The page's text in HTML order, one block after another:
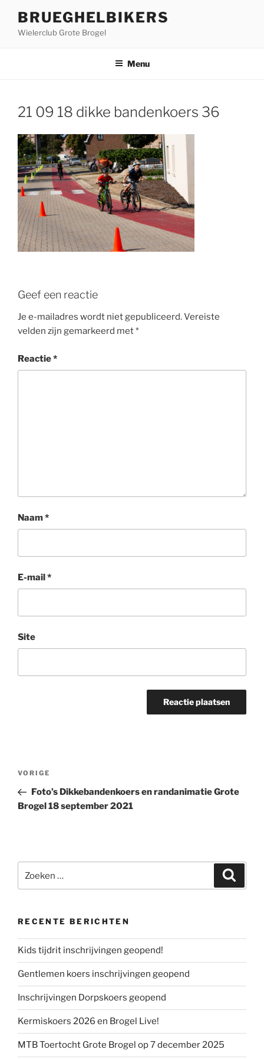
BRUEGHELBIKERS
Wielerclub Grote Brogel
Menu
21 09 18 dikke bandenkoers 36
Geef een reactie
Je e-mailadres wordt niet gepubliceerd.Vereiste
velden zijn gemarkeerd met*
Reactie*
Naam*
E-mail*
Site
Bericht
Vorig
bericht
VORIGE
Foto’s Dikkebandenkoers en randanimatie Grote
Brogel 18 september 2021
naar:
RECENTE BERICHTEN
Kids tijdrit inschrijvingen geopend!
Gentlemen koers inschrijvingen geopend
Inschrijvingen Dorpskoers geopend
Kermiskoers 2026 en Brogel Live!
MTB Toertocht Grote Brogel op 7 december 2025